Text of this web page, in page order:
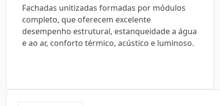
Fachadas unitizadas formadas por módulos
completo, que oferecem excelente
desempenho estrutural, estanqueidade a água
e ao ar, conforto térmico, acústico e luminoso.